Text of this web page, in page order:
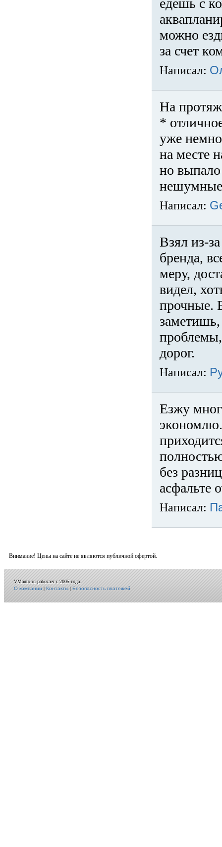
едешь с
можно
за счет
Написал:
На
*
уже
на месте
но
нешумные
Написал:
Взял из-
бренда,
меру,
видел,
прочные.
проблемы,
дорог.
Написал:
Езжу
без
асфальте
Написал:
Внимание! Цены на сайте не являются публичной офертой.
VMauto.ru работает с 2005 года.
О компании|Контакты|Безопасность платежей